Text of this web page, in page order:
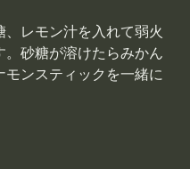
、レモン汁を入れて弱火
。砂糖が溶けたらみかん
モンスティックを一緒に